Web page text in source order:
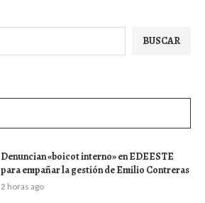
BUSCAR
Denuncian «boicot interno» en EDEESTE
para empañar la gestión de Emilio Contreras
2 horas ago